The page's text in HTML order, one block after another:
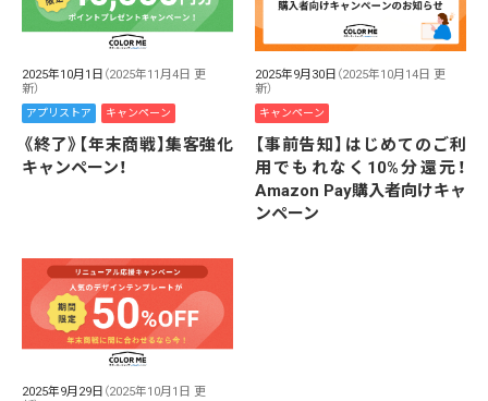
2025年10月1日 （2025年11月4日 更
新）
アプリストア キャンペーン
《終了》【年末商戦】集客強化
キャンペーン！
2025年9月30日 （2025年10月14日 更
新）
キャンペーン
【事前告知】はじめてのご利
用でもれなく10%分還元！
Amazon Pay購入者向けキャ
ンペーン
2025年9月29日 （2025年10月1日 更